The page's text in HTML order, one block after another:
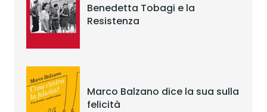
Benedetta Tobagi e la
Resistenza
Marco Balzano dice la sua sulla
felicità